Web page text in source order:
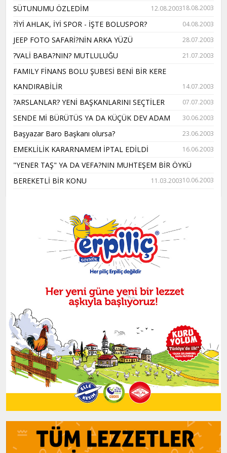
18.08.2003
SÜTUNUMU ÖZLEDİM 12.08.2003
?İYİ AHLAK, İYİ SPOR - İŞTE BOLUSPOR? 04.08.2003
JEEP FOTO SAFARİ?NİN ARKA YÜZÜ 28.07.2003
?VALİ BABA?NIN? MUTLULUĞU 21.07.2003
FAMILY FİNANS BOLU ŞUBESİ BENİ BİR KERE
KANDIRABİLİR
14.07.2003
?ARSLANLAR? YENİ BAŞKANLARINI SEÇTİLER 07.07.2003
SENDE Mİ BÜRÜTÜS YA DA KÜÇÜK DEV ADAM 30.06.2003
Başyazar Baro Başkanı olursa? 23.06.2003
EMEKLİLİK KARARNAMEM İPTAL EDİLDİ 16.06.2003
"YENER TAŞ" YA DA VEFA?NIN MUHTEŞEM BİR ÖYKÜ
10.06.2003
BEREKETLİ BİR KONU 11.03.2003